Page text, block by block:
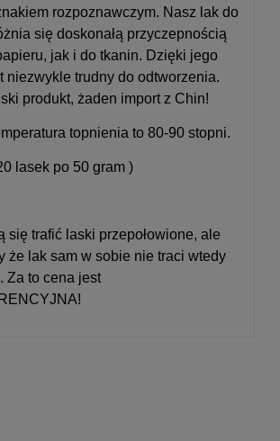
rozpoznawczym. Nasz lak do
się doskonałą przyczepnością
jak i do tkanin. Dzięki jego
niezwykle trudny do odtworzenia.
produkt, żaden import z Chin!
topnienia to 80-90 stopni.
lasek po 50 gram )
się trafić laski przepołowione, ale
że lak sam w sobie nie traci wtedy
Za to cena jest